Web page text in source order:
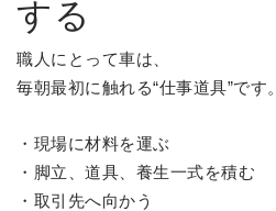
する
職人にとって車は、
毎朝最初に触れる“仕事道具”です。
・現場に材料を運ぶ
・脚立、道具、養生一式を積む
・取引先へ向かう